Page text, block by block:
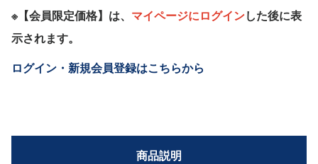
※【会員限定価格】は、 マイページにログインした後に表
示されます。
ログイン・新規会員登録はこちらから
商品説明